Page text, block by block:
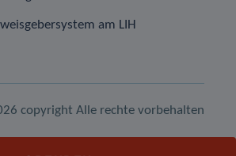
am LIH
copyright Alle rechte vorbehalten